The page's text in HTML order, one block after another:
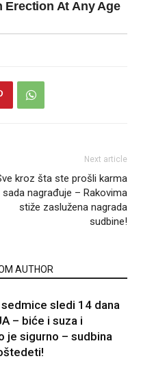
Next article
kroz šta ste prošli karma
sada nagrađuje – Rakovima
stiže zaslužena nagrada
sudbine!
AUTHOR
sledi 14 dana
– biće i suza i
je sigurno – sudbina